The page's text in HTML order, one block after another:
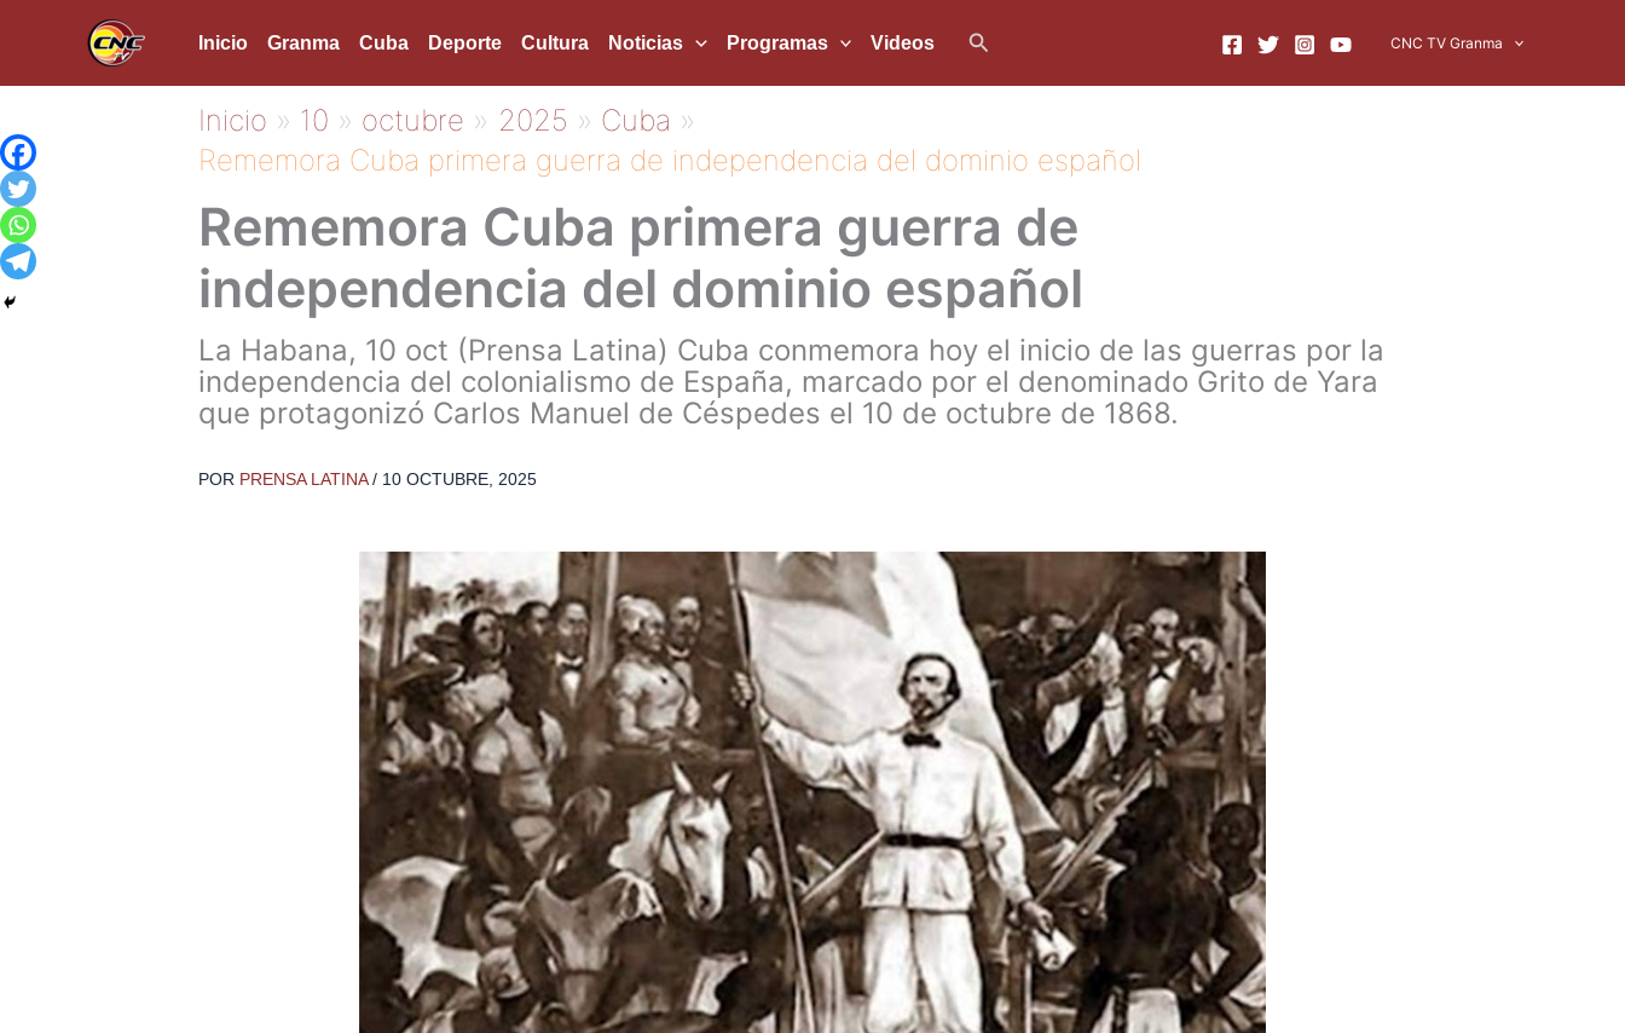
Inicio Granma Cuba Deporte Cultura Noticias Programas Videos Buscar CNC TV Granma
Inicio 10 octubre 2025
Cuba
Rememora Cuba primera guerra de independencia del dominio español
Rememora Cuba primera guerra de
independencia del dominio español
La Habana, 10 oct (Prensa Latina) Cuba conmemora hoy el inicio de las guerras por la
independencia del colonialismo de España, marcado por el denominado Grito de Yara
que protagonizó Carlos Manuel de Céspedes el 10 de octubre de 1868.
POR PRENSA LATINA/ 10 OCTUBRE, 2025